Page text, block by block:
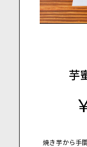
芋
焼き芋から手